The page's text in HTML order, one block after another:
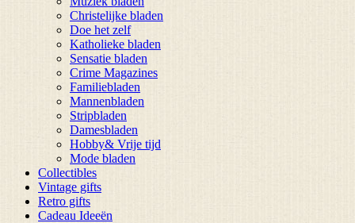
Christelijke bladen
Doe het zelf
Katholieke bladen
Sensatie bladen
Crime Magazines
Familiebladen
Mannenbladen
Stripbladen
Damesbladen
Hobby& Vrije tijd
Mode bladen
Collectibles
Vintage gifts
Retro gifts
Cadeau Ideeën